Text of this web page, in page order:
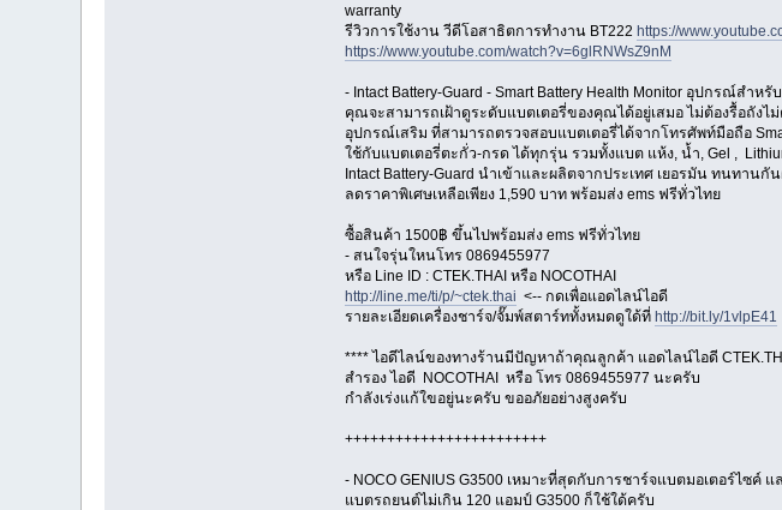
warranty
รีวิวการใช้งาน วีดีโอสาธิตการทำงาน BT222 https://
https://www.youtube.com/watch?v=6glRNWsZ9nM
- Intact Battery-Guard - Smart Battery Health Monitor อุปกรณ์สำ
คุณจะสามารถเฝ้าดูระดับแบตเตอรี่ของคุณได้อยู่เสมอ ไม่ต้องรื้อถังไ
อุปกรณ์เสริม ที่สามารถตรวจสอบแบตเตอรี่ได้จากโทรศัพท์มือถือ
ใช้กับแบตเตอรี่ตะกั่ว-กรด ได้ทุกรุ่น รวมทั้งแบต แห้ง, น้ำ, Gel ,
Intact Battery-Guard นำเข้าและผลิตจากประเทศ เยอรมัน ทนทา
ลดราคาพิเศษเหลือเพียง 1,590 บาท พร้อมส่ง ems ฟรีทั่วไทย
ซื้อสินค้า 1500฿ ขึ้นไปพร้อมส่ง ems ฟรีทั่วไทย
- สนใจรุ่นใหนโทร 0869455977
หรือ Line ID : CTEK.THAI หรือ NOCOTHAI
http://line.me/ti/p/~ctek.thai <-- กดเพื่อแอดไลน์ไอดี
รายละเอียดเครื่องชาร์จ/จั๊มพ์สตาร์ททั้งหมดดูใด้ที่ http://bit.ly/1vlpE41
**** ไอดีไลน์ของทางร้านมีปัญหาถ้าคุณลูกค้า แอดไลน์ไอดี
สำรอง ไอดี NOCOTHAI หรือ โทร 0869455977 นะครับ
กำลังเร่งแก้ใขอยู่นะครับ ขออภัยอย่างสูงครับ
++++++++++++++++++++++++
- NOCO GENIUS G3500 เหมาะที่สุดกับการชาร์จแบตมอเตอร์ไซค์
แบตรถยนต์ไม่เกิน 120 แอมป์ G3500 ก็ใช้ใด้ครับ